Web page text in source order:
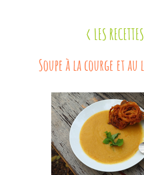
< LES RECETTES
Soupe à la courge et